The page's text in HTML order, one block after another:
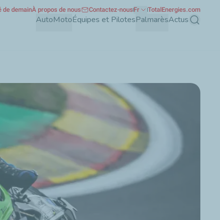
AutoMotoÉquipes et PilotesPalmarèsActus
de demainÀ propos de nous Contactez-nous Fr TotalEnergies.com